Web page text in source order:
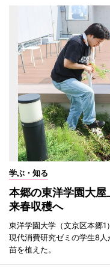
学ぶ・知る
本郷の東洋学園大
来春収穫へ
東洋学園大学（文京区本郷
現代消費研究ゼミの学生8
苗を植えた。